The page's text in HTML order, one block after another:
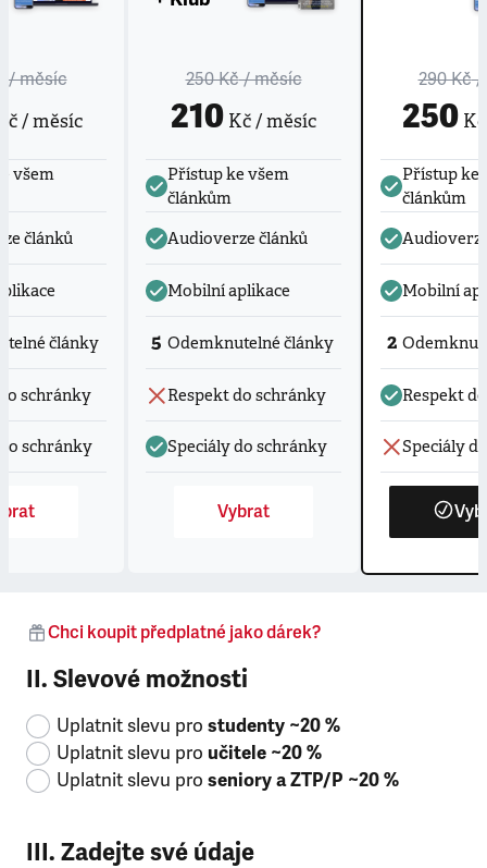
/ měsíc
/ měsíc
všem
článků
články
schránky
schránky
250 Kč/ měsíc
210 Kč / měsíc
Přístup ke všem
článkům
Audioverze článků
Mobilní aplikace
5 Odemknutelné články
Respekt do schránky
Speciály do schránky
Vybrat
290 Kč/
250Kč
Přístup ke
článkům
Mobilní
2
Respekt
Speciály
Chci koupit předplatné jako dárek?
II. Slevové možnosti
Uplatnit slevu pro studenty ~20 %
Uplatnit slevu pro učitele ~20 %
Uplatnit slevu pro seniory a ZTP/P ~20 %
III. Zadejte své údaje